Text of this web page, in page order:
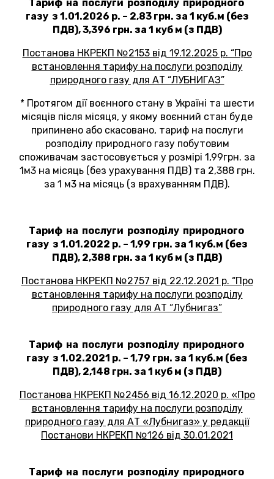
Тариф на послуги розподілу природного
газу з 1.01.2026 р. – 2,83 грн. за 1 куб.м (без
ПДВ), 3,396 грн. за 1 куб м (з ПДВ)
Постанова НКРЕКП №2153 від 19.12.2025 р. “Про
встановлення тарифу на послуги розподілу
природного газу для АТ “ЛУБНИГАЗ”
* Протягом дії воєнного стану в Україні та шести
місяців після місяця, у якому воєнний стан буде
припинено або скасовано, тариф на послуги
розподілу природного газу побутовим
споживачам застосовується у розмірі 1,99грн. за
1м3 на місяць (без урахування ПДВ) та 2,388 грн.
за 1 м3 на місяць (з врахуванням ПДВ).
Тариф на послуги розподілу природного
газу з 1.01.2022 р. – 1,99 грн. за 1 куб.м (без
ПДВ), 2,388 грн. за 1 куб м (з ПДВ)
Постанова НКРЕКП №2757 від 22.12.2021 р. “Про
встановлення тарифу на послуги розподілу
природного газу для АТ “Лубнигаз”
Тариф на послуги розподілу природного
газу з 1.02.2021 р. – 1,79 грн. за 1 куб.м (без
ПДВ), 2,148 грн. за 1 куб м (з ПДВ)
Постанова НКРЕКП №2456 від 16.12.2020 р. «Про
встановлення тарифу на послуги розподілу
природного газу для АТ «Лубнигаз» у редакції
Постанови НКРЕКП №126 від 30.01.2021
Тариф на послуги розподілу природного